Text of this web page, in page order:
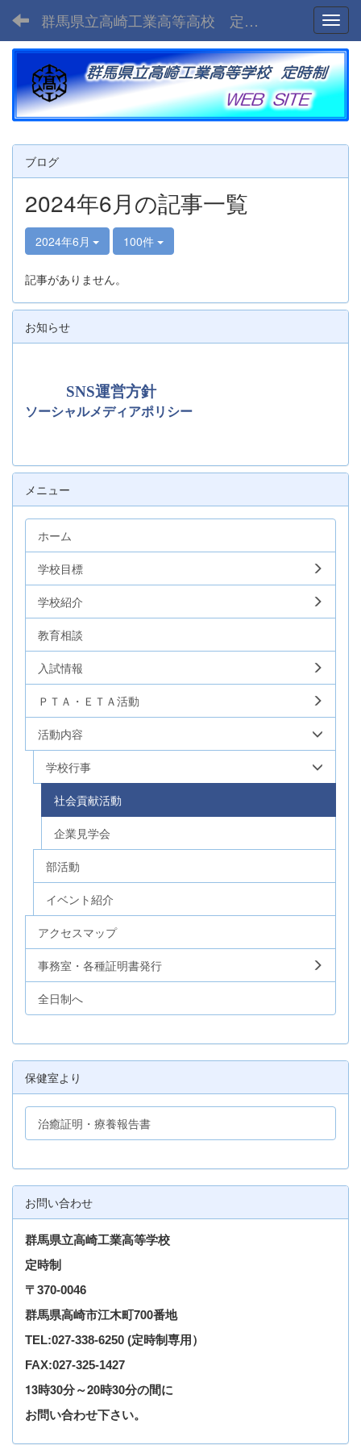
群馬県立高崎工業高等高校 定時制
ブログ
2024年6月の記事一覧
2024年6月 100件
記事がありません。
お知らせ
SNS運営方針
ソーシャルメディアポリシー
メニュー
ホーム
学校目標
学校紹介
教育相談
入試情報
ＰＴＡ・ＥＴＡ活動
活動内容
学校行事
社会貢献活動
企業見学会
部活動
イベント紹介
アクセスマップ
事務室・各種証明書発行
全日制へ
保健室より
治癒証明・療養報告書
お問い合わせ
群馬県立高崎工業高等学校
定時制
〒370-0046
群馬県高崎市江木町700番地
TEL:027-338-6250 (定時制専用）
FAX:027-325-1427
13時30分～20時30分の間に
お問い合わせ下さい。